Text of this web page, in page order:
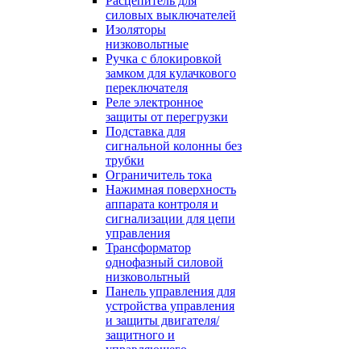
силовых выключателей
Изоляторы
низковольтные
Ручка с блокировкой
замком для кулачкового
переключателя
Реле электронное
защиты от перегрузки
Подставка для
сигнальной колонны без
трубки
Ограничитель тока
Нажимная поверхность
аппарата контроля и
сигнализации для цепи
управления
Трансформатор
однофазный силовой
низковольтный
Панель управления для
устройства управления
и защиты двигателя/
защитного и